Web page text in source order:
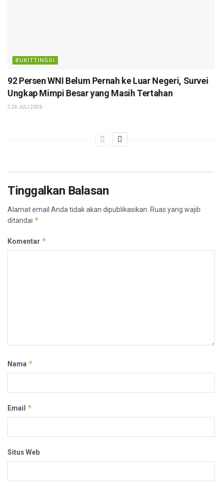
BUKITTINGGI
92 Persen WNI Belum Pernah ke Luar Negeri, Survei
Ungkap Mimpi Besar yang Masih Tertahan
24 JULI 2026
Tinggalkan Balasan
Alamat email Anda tidak akan dipublikasikan. Ruas yang wajib
ditandai *
Komentar *
Nama *
Email *
Situs Web